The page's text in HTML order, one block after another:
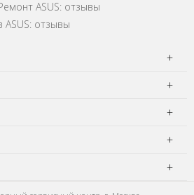
ASUS: отзывы
отзывы